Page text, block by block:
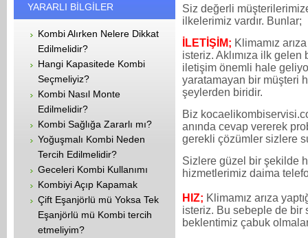
YARARLI BİLGİLER
Kombi Alırken Nelere Dikkat
Edilmelidir?
Hangi Kapasitede Kombi
Seçmeliyiz?
Kombi Nasıl Monte
Edilmelidir?
Kombi Sağlığa Zararlı mı?
Yoğuşmalı Kombi Neden
Tercih Edilmelidir?
Geceleri Kombi Kullanımı
Kombiyi Açıp Kapamak
Çift Eşanjörlü mü Yoksa Tek
Eşanjörlü mü Kombi tercih
etmeliyim?
Siz değerli
ilkelerimiz vardır. Bunlar;
İLETİŞİM; Klimamız
isteriz. Aklımıza ilk
iletişim önemli hale
yaratamayan bir müşteri
şeylerden biridir.
Biz
anında cevap vererek
gerekli çözümler sizlere
Sizlere güzel bir şekilde
hizmetlerimiz daima
HIZ; Klimamız arıza
isteriz. Bu sebeple de bir
beklentimiz çabuk